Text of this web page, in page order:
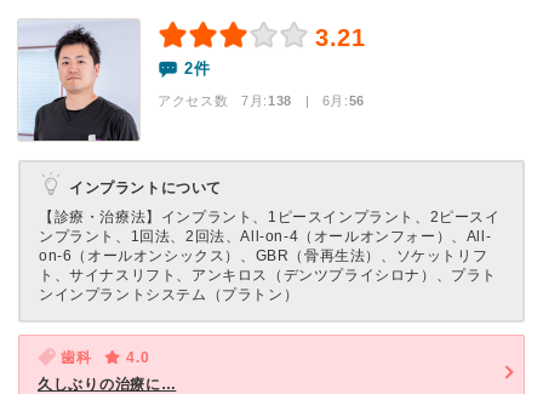
3.21
2件
アクセス数 7月:138 | 6月:56
インプラントについて
【診療・治療法】 インプラント、1ピースインプラント、2ピースイ
ンプラント、1回法、2回法、All-on-4（オールオンフォー）、All-
on-6（オールオンシックス）、GBR（骨再生法）、ソケットリフ
ト、サイナスリフト、アンキロス（デンツプライシロナ）、プラト
ンインプラントシステム（プラトン）
歯科
4.0
久しぶりの治療に…